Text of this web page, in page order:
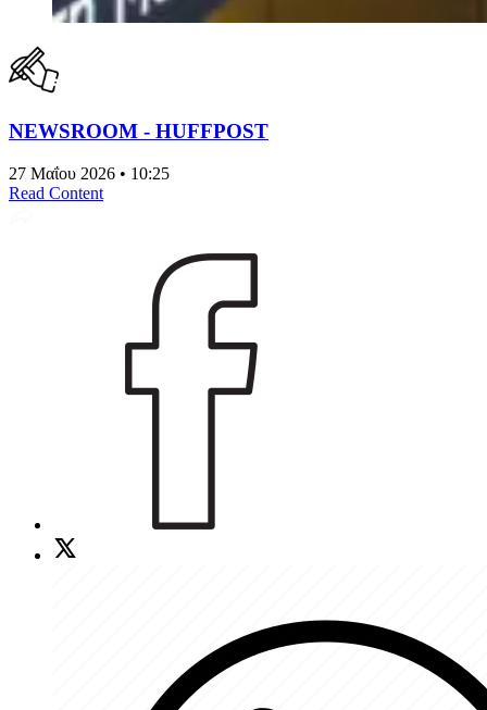
NEWSROOM - HUFFPOST
27 Μαΐου 2026 • 10:25
Read Content